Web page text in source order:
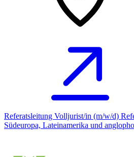
Referatsleitung Volljurist/in (m/w/d)
Südeuropa, Lateinamerika und